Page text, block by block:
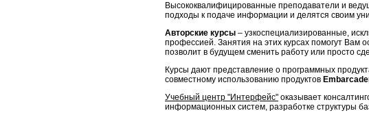
Высококвалифицированные преподаватели и
подходы к подаче информации и делятся своим
Авторские курсы – узкоспециализированные,
профессией. Занятия на этих курсах помогут Вам
позволит в будущем сменить работу или просто
Курсы дают представление о программных
совместному использованию продуктов
Учебный центр "Интерфейс" оказывает
информационных систем, разработке структуры